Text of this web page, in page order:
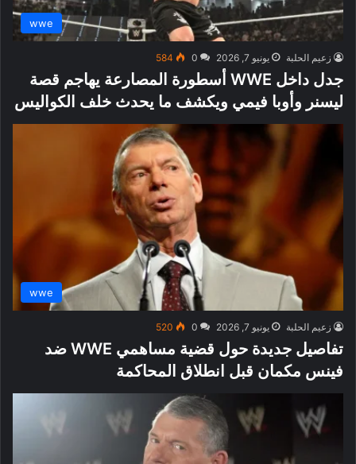
wwe
زعيم الحلبة يونيو 7, 2026 0
584
جدل داخل WWE أسطورة المصارعة يهاجم قصة
ليسنر وأوبا فيمي ويكشف ما يحدث خلف الكواليس
wwe
زعيم الحلبة يونيو 7, 2026 0
520
تفاصيل جديدة حول قضية مساهمي WWE ضد
فينس مكمان قبل انطلاق المحاكمة